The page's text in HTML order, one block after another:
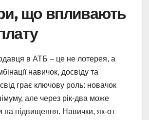
що впливають
в АТБ – це не лотерея, а
навичок, досвіду та
грає ключову роль: новачок
але через рік-два може
на підвищення. Навички, як-от